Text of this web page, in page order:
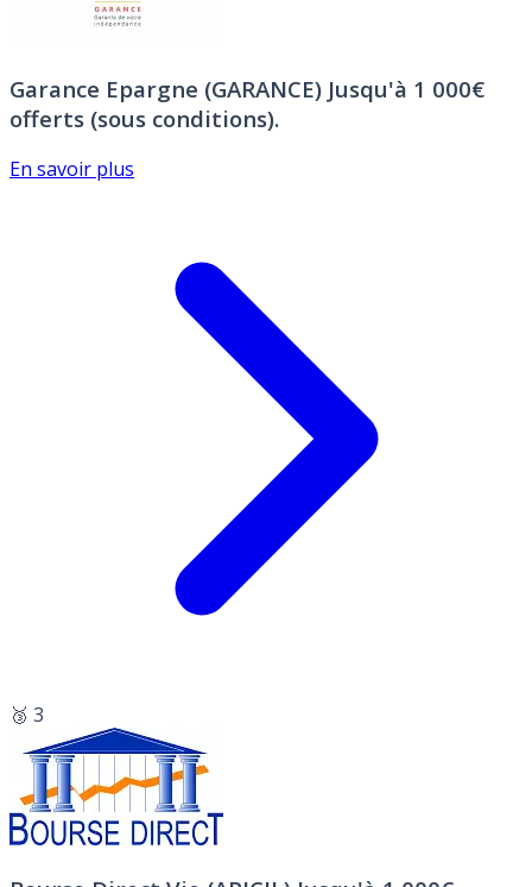
Garance Epargne (GARANCE) Jusqu'à 1 000€
offerts (sous conditions).
En savoir plus
🥉 3